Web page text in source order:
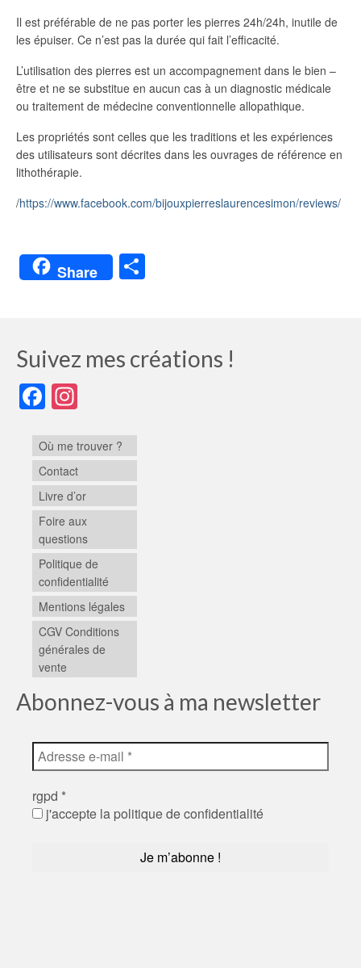
Il est préférable de ne pas porter les pierres 24h/24h, inutile de
les épuiser. Ce n’est pas la durée qui fait l’efficacité.
L’utilisation des pierres est un accompagnement dans le bien –
être et ne se substitue en aucun cas à un diagnostic médicale
ou traitement de médecine conventionnelle allopathique.
Les propriétés sont celles que les traditions et les expériences
des utilisateurs sont décrites dans les ouvrages de référence en
lithothérapie.
/https://www.facebook.com/bijouxpierreslaurencesimon/reviews/
Share
Suivez mes créations !
Facebook
Où me trouver ?
Contact
Livre d’or
Foire aux
questions
Politique de
confidentialité
Mentions légales
CGV Conditions
générales de
vente
Abonnez-vous à ma newsletter
rgpd *
j'accepte la politique de confidentialité